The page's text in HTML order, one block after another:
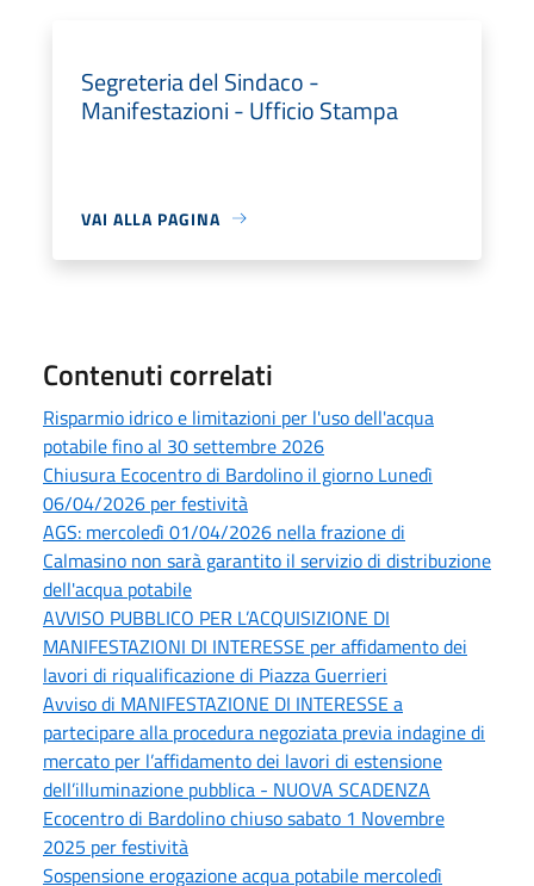
Segreteria del Sindaco -
Manifestazioni - Ufficio Stampa
VAI ALLA PAGINA
Contenuti correlati
Risparmio idrico e limitazioni per l'uso dell'acqua
potabile fino al 30 settembre 2026
Chiusura Ecocentro di Bardolino il giorno Lunedì
06/04/2026 per festività
AGS: mercoledì 01/04/2026 nella frazione di
Calmasino non sarà garantito il servizio di distribuzione
dell'acqua potabile
AVVISO PUBBLICO PER L’ACQUISIZIONE DI
MANIFESTAZIONI DI INTERESSE per affidamento dei
lavori di riqualificazione di Piazza Guerrieri
Avviso di MANIFESTAZIONE DI INTERESSE a
partecipare alla procedura negoziata previa indagine di
mercato per l’affidamento dei lavori di estensione
dell’illuminazione pubblica - NUOVA SCADENZA
Ecocentro di Bardolino chiuso sabato 1 Novembre
2025 per festività
Sospensione erogazione acqua potabile mercoledì